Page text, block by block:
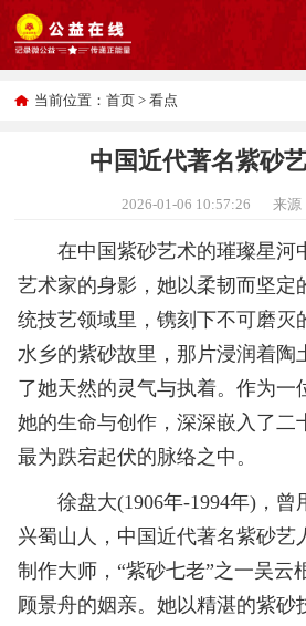
当前位置：首页 >看点
中国近代著名紫砂
2026-01-06 10:57:26 来源
在中国紫砂艺术的璀璨星河
艺术家的身影，她以柔韧而坚定
统技艺领域里，镌刻下不可磨灭
水乡的紫砂故里，那片浸润着陶
了她天然的灵气与执着。作为一
她的生命与创作，深深嵌入了二
最为跌宕起伏的脉络之中。
徐盘大(1906年-1994年)，曾
兴蜀山人，中国近代著名紫砂艺
制作大师，“紫砂七老”之一吴云
顾景舟的姻亲。她以精湛的紫砂